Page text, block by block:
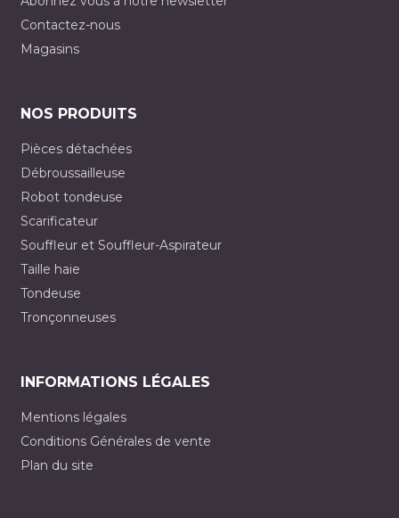
Contactez-nous
Magasins
NOS PRODUITS
Pièces détachées
Débroussailleuse
Robot tondeuse
Scarificateur
Souffleur et Souffleur-Aspirateur
Taille haie
Tondeuse
Tronçonneuses
INFORMATIONS LÉGALES
Mentions légales
Conditions Générales de vente
Plan du site